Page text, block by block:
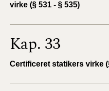
virke (§ 531 - § 535)
Kap. 33
Certificeret statikers virke